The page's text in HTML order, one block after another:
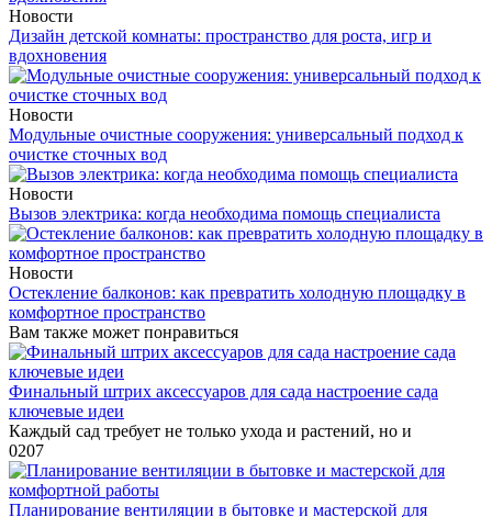
Новости
Дизайн детской комнаты: пространство для роста, игр и
вдохновения
Новости
Модульные очистные сооружения: универсальный подход к
очистке сточных вод
Новости
Вызов электрика: когда необходима помощь специалиста
Новости
Остекление балконов: как превратить холодную площадку в
комфортное пространство
Вам также может понравиться
Финальный штрих аксессуаров для сада настроение сада
ключевые идеи
Каждый сад требует не только ухода и растений, но и
0207
Планирование вентиляции в бытовке и мастерской для